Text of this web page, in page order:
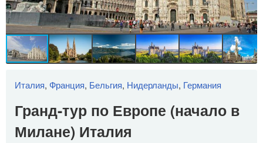
Италия, Франция, Бельгия, Нидерланды, Германия
Гранд-тур по Европе (начало в
Милане) Италия